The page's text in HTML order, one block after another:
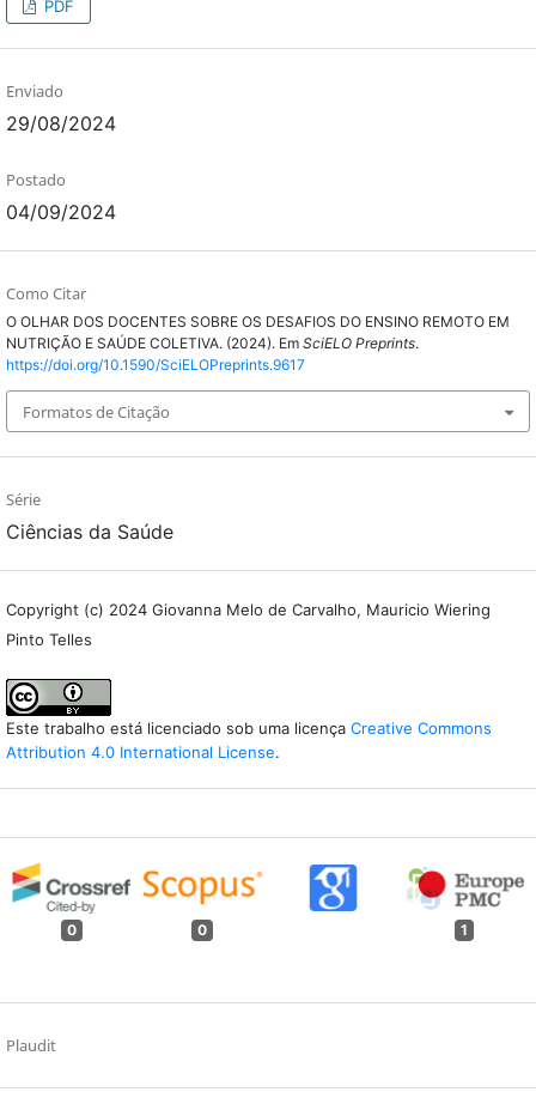
PDF
Enviado
29/08/2024
Postado
04/09/2024
Como Citar
O OLHAR DOS DOCENTES SOBRE OS DESAFIOS DO ENSINO REMOTO EM
NUTRIÇÃO E SAÚDE COLETIVA. (2024). Em SciELO Preprints.
https://doi.org/10.1590/SciELOPreprints.9617
Formatos de Citação
Série
Ciências da Saúde
Copyright (c) 2024 Giovanna Melo de Carvalho, Mauricio Wiering
Pinto Telles
Este trabalho está licenciado sob uma licença Creative Commons
Attribution 4.0 International License.
0 0 1
Plaudit